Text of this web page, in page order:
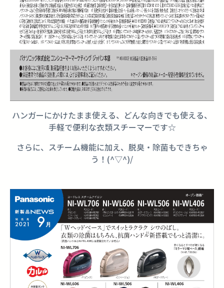
ハンガーにかけたまま使える、どんな向きでも使える、
手軽で便利な衣類スチーマーです☆
さらに、スチーム機能に加え、脱臭・除菌もできちゃ
う！(^▽^)/